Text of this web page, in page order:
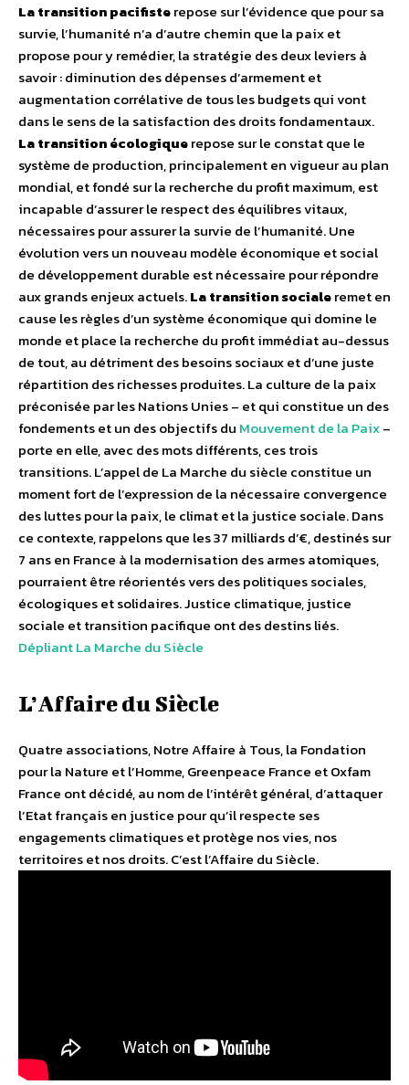
La transition pacifisterepose sur l’évidence que pour sa
survie, l’humanité n’a d’autre chemin que la paix et
propose pour y remédier, la stratégie des deux leviers à
savoir : diminution des dépenses d’armement et
augmentation corrélative de tous les budgets qui vont
dans le sens de la satisfaction des droits fondamentaux.
La transition écologiquerepose sur le constat que le
système de production, principalement en vigueur au plan
mondial, et fondé sur la recherche du profit maximum, est
incapable d’assurer le respect des équilibres vitaux,
nécessaires pour assurer la survie de l’humanité. Une
évolution vers un nouveau modèle économique et social
de développement durable est nécessaire pour répondre
aux grands enjeux actuels.La transition socialeremet en
cause les règles d’un système économique qui domine le
monde et place la recherche du profit immédiat au-dessus
de tout, au détriment des besoins sociaux et d’une juste
répartition des richesses produites. La culture de la paix
préconisée par les Nations Unies – et qui constitue un des
fondements et un des objectifs du Mouvement de la Paix–
porte en elle, avec des mots différents, ces trois
transitions. L’appel de La Marche du siècle constitue un
moment fort de l’expression de la nécessaire convergence
des luttes pour la paix, le climat et la justice sociale. Dans
ce contexte, rappelons que les 37 milliards d’€, destinés sur
7 ans en France à la modernisation des armes atomiques,
pourraient être réorientés vers des politiques sociales,
écologiques et solidaires. Justice climatique, justice
sociale et transition pacifique ont des destins liés.
Dépliant La Marche du Siècle
L’Affaire du Siècle
Quatre associations, Notre Affaire à Tous, la Fondation
pour la Nature et l’Homme, Greenpeace France et Oxfam
France ont décidé, au nom de l’intérêt général, d’attaquer
l’Etat français en justice pour qu’il respecte ses
engagements climatiques et protège nos vies, nos
territoires et nos droits. C’est l’Affaire du Siècle.